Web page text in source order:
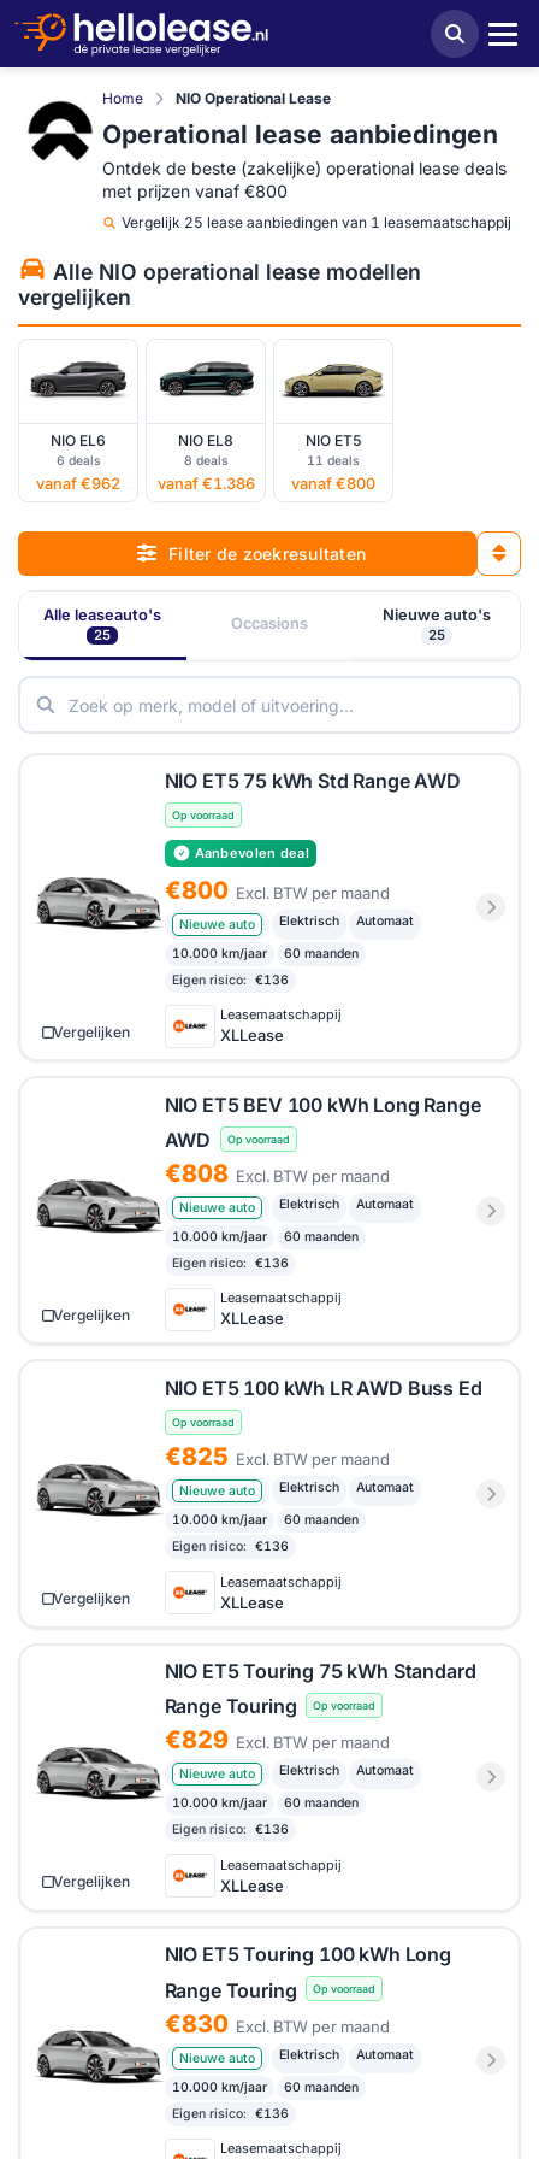
Home NIO Operational Lease
Operational lease aanbiedingen
Ontdek de beste (zakelijke) operational lease deals
met prijzen vanaf €800
Vergelijk 25 lease aanbiedingen van 1 leasemaatschappij
Alle NIO operational lease modellen
vergelijken
NIO EL6
6 deals
vanaf €962
NIO EL8
8 deals
vanaf €1.386
NIO ET5
11 deals
vanaf €800
Filter de zoekresultaten
Alle leaseauto's
25
Occasions Nieuwe auto's
25
NIO ET5 75 kWh Std Range AWD
Op voorraad
Aanbevolen deal
€800 Excl. BTW per maand
Nieuwe auto Elektrisch Automaat
10.000 km/jaar
60 maanden
Eigen risico:
€136
Leasemaatschappij
XLLease
Vergelijken
NIO ET5 BEV 100 kWh Long Range
AWD
Op voorraad
€808 Excl. BTW per maand
Nieuwe auto Elektrisch Automaat
10.000 km/jaar
60 maanden
Eigen risico:
€136
Leasemaatschappij
XLLease
Vergelijken
NIO ET5 100 kWh LR AWD Buss Ed
Op voorraad
€825 Excl. BTW per maand
Nieuwe auto Elektrisch Automaat
10.000 km/jaar
60 maanden
Eigen risico:
€136
Leasemaatschappij
XLLease
Vergelijken
NIO ET5 Touring 75 kWh Standard
Range Touring
Op voorraad
€829 Excl. BTW per maand
Nieuwe auto Elektrisch Automaat
10.000 km/jaar
60 maanden
Eigen risico:
€136
Leasemaatschappij
XLLease
Vergelijken
NIO ET5 Touring 100 kWh Long
Range Touring
Op voorraad
€830 Excl. BTW per maand
Nieuwe auto Elektrisch Automaat
10.000 km/jaar
60 maanden
Eigen risico:
€136
Leasemaatschappij